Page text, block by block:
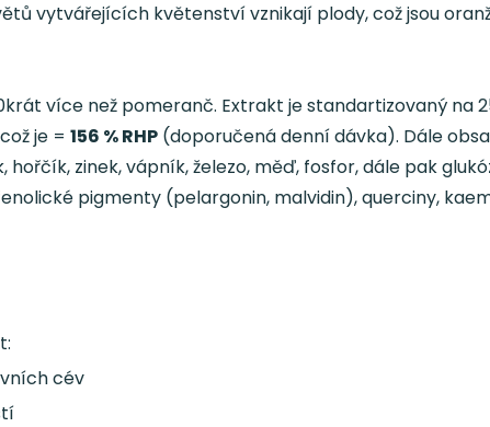
vytvářejících květenství vznikají plody, což jsou
více než pomeranč. Extrakt je standartizovaný na
je = 156 % RHP (doporučená denní dávka). Dále
hořčík, zinek, vápník, železo, měď, fosfor, dále pak
pigmenty (pelargonin, malvidin), querciny,
cév